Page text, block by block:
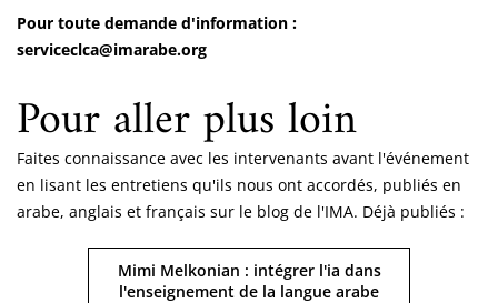
Pour toute demande d'information :
serviceclca@imarabe.org
Pour aller plus loin
Faites connaissance avec les intervenants avant l'événement
en lisant les entretiens qu'ils nous ont accordés, publiés en
arabe, anglais et français sur le blog de l'IMA. Déjà publiés :
Mimi Melkonian : intégrer l'ia dans
l'enseignement de la langue arabe